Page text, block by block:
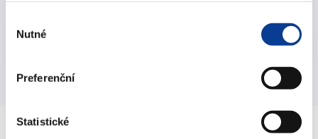
souhlasu
Nutné
Preferenční
Statistické
Vyberte